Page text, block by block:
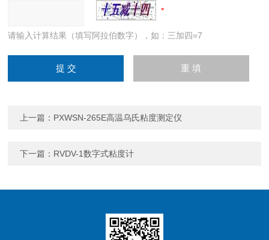
请输入计算结果（填写阿拉伯数字），如：三加四=7
上一篇： PXWSN-265E高温乌氏粘度测定仪
下一篇： RVDV-1数字式粘度计